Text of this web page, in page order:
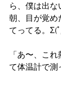
ら、僕は出な
朝、目が覚め
てってる。Σ(
「あ〜、こ
て体温計で測